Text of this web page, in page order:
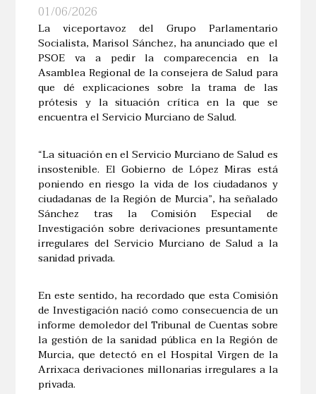
01/06/2026
La viceportavoz del Grupo Parlamentario
Socialista, Marisol Sánchez, ha anunciado que el
PSOE va a pedir la comparecencia en la
Asamblea Regional de la consejera de Salud para
que dé explicaciones sobre la trama de las
prótesis y la situación crítica en la que se
encuentra el Servicio Murciano de Salud.
“La situación en el Servicio Murciano de Salud es
insostenible. El Gobierno de López Miras está
poniendo en riesgo la vida de los ciudadanos y
ciudadanas de la Región de Murcia”, ha señalado
Sánchez tras la Comisión Especial de
Investigación sobre derivaciones presuntamente
irregulares del Servicio Murciano de Salud a la
sanidad privada.
En este sentido, ha recordado que esta Comisión
de Investigación nació como consecuencia de un
informe demoledor del Tribunal de Cuentas sobre
la gestión de la sanidad pública en la Región de
Murcia, que detectó en el Hospital Virgen de la
Arrixaca derivaciones millonarias irregulares a la
privada.